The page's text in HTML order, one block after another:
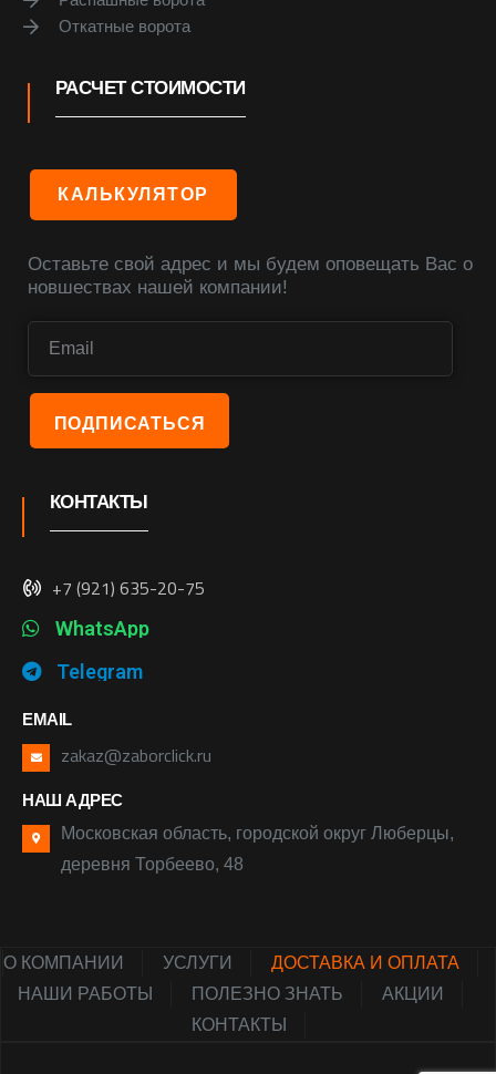
Откатные ворота
РАСЧЕТ СТОИМОСТИ
КАЛЬКУЛЯТОР
Оставьте свой адрес и мы будем оповещать Вас о
новшествах нашей компании!
КОНТАКТЫ
+7 (921) 635-20-75
WhatsApp
Telegram
EMAIL
zakaz@zaborclick.ru
НАШ АДРЕС
Московская область, городской округ Люберцы,
деревня Торбеево, 48
О КОМПАНИИ УСЛУГИ
ДОСТАВКА И ОПЛАТА
НАШИ РАБОТЫ
ПОЛЕЗНО ЗНАТЬ
АКЦИИ
КОНТАКТЫ